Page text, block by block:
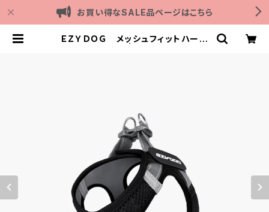
お買い得なSALE品ページはこちら
ＥＺＹＤＯＧ メッシュフィットハーネ